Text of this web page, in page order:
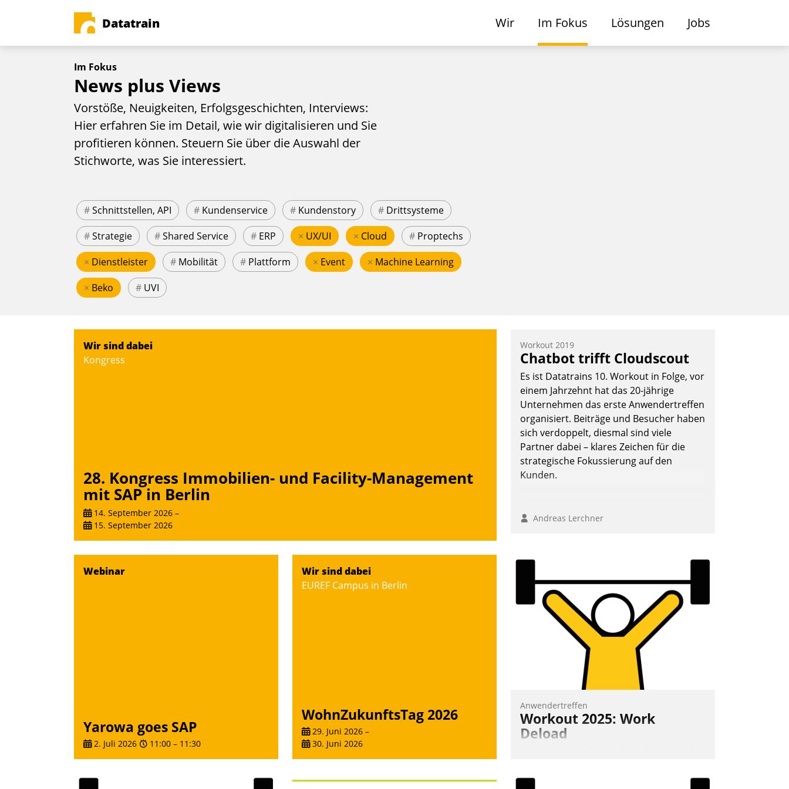
Datatrain Wir Im Fokus Lösungen Jobs
Im Fokus
News plus Views
Vorstöße, Neuigkeiten, Erfolgsgeschichten, Interviews:
Hier erfahren Sie im Detail, wie wir digitalisieren und Sie
profitieren können. Steuern Sie über die Auswahl der
Stichworte, was Sie interessiert.
#Schnittstellen, API # Kundenservice # Kundenstory # Drittsysteme
#Strategie #Shared Service # ERP × UX/UI × Cloud # Proptechs
× Dienstleister # Mobilität # Plattform × Event × Machine Learning
× Beko # UVI
Wir sind dabei
Kongress
28. Kongress Immobilien- und Facility-Management
mit SAP in Berlin
14. September 2026 –
15. September 2026
Workout 2019
Chatbot trifft Cloudscout
Es ist Datatrains 10. Workout in Folge, vor
einem Jahrzehnt hat das 20-jährige
Unternehmen das erste Anwendertreffen
organisiert. Beiträge und Besucher haben
sich verdoppelt, diesmal sind viele
Partner dabei – klares Zeichen für die
strategische Fokussierung auf den
Kunden.
Andreas Lerchner
Webinar
Yarowa goes SAP
2. Juli 2026 11:00 – 11:30
Wir sind dabei
EUREF Campus in Berlin
WohnZukunftsTag 2026
29. Juni 2026 –
30. Juni 2026
Anwendertreffen
Workout 2025: Work
Deload
Kunden- und Partnerkreis statt. Zentrale